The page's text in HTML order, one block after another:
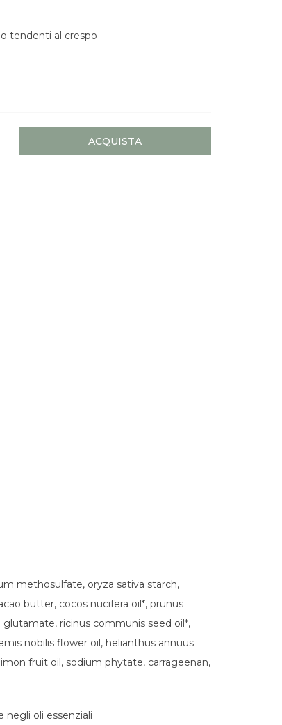
tendenti al crespo
ACQUISTA
methosulfate, oryza sativa starch,
butter, cocos nucifera oil*, prunus
ricinus communis seed oil*,
nobilis flower oil, helianthus annuus
fruit oil, sodium phytate, carrageenan,
oli essenziali